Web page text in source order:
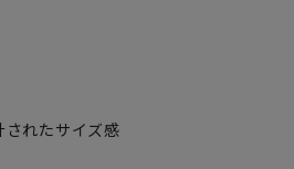
れたサイズ感